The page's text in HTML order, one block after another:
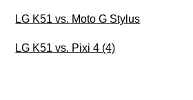
LG K51 vs. Moto G Stylus
LG K51 vs. Pixi 4 (4)